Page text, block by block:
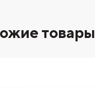
товары